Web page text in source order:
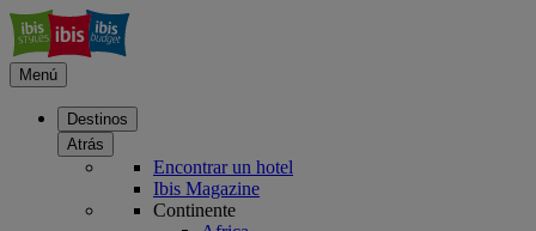
Menú
Destinos
Atrás
Encontrar un hotel
Ibis Magazine
Continente